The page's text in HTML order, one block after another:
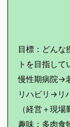
目標：どんな
トを目指して
慢性期病院→
リハビリ→リ
（経営＋現場
趣味：多肉食